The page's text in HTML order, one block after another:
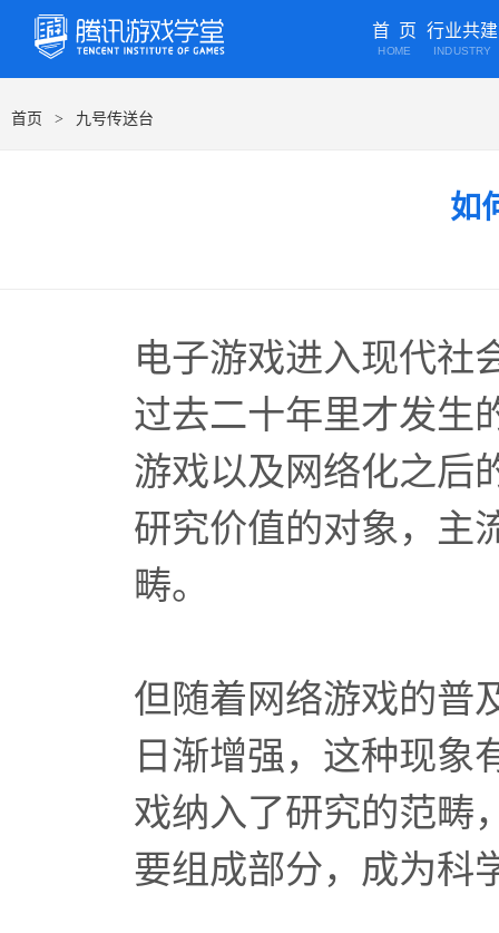
首 页
HOME
行业共建
INDUSTRY
首页 > 九号传送台
如
电子游戏进入现代社
过去二十年里才发生
游戏以及网络化之后
研究价值的对象，主
畴。
但随着网络游戏的普
日渐增强，这种现象
戏纳入了研究的范畴
要组成部分，成为科